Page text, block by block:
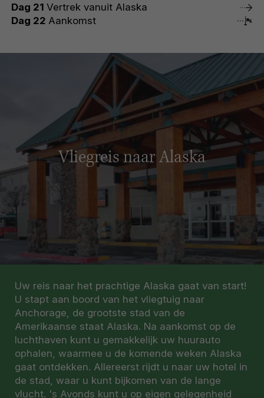
Dag 21 Vertrek vanuit Alaska
Dag 22 Aankomst
Vliegreis naar Alaska
Uw reis naar het prachtige Alaska gaat van start!
U stapt aan boord van het vliegtuig naar
Anchorage, de grootste stad van de
Amerikaanse staat Alaska. Na aankomst op de
luchthaven kunt u gemakkelijk uw huurauto
ophalen, waarmee u de komende weken Alaska
gaat ontdekken. Allereerst rijdt u naar uw hotel in
de stad, waar u kunt bijkomen van de lange
vlucht. 's Avonds kunt u op eigen gelegenheid